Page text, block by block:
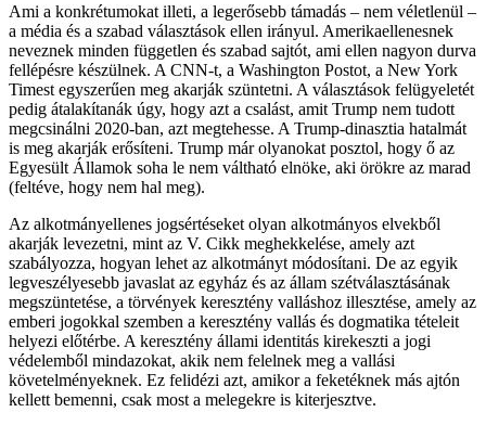
Ami a konkrétumokat illeti, a legerősebb támadás – nem véletlenül –
a média és a szabad választások ellen irányul. Amerikaellenesnek
neveznek minden független és szabad sajtót, ami ellen nagyon durva
fellépésre készülnek. A CNN-t, a Washington Postot, a New York
Timest egyszerűen meg akarják szüntetni. A választások felügyeletét
pedig átalakítanák úgy, hogy azt a csalást, amit Trump nem tudott
megcsinálni 2020-ban, azt megtehesse. A Trump-dinasztia hatalmát
is meg akarják erősíteni. Trump már olyanokat posztol, hogy ő az
Egyesült Államok soha le nem váltható elnöke, aki örökre az marad
(feltéve, hogy nem hal meg).
Az alkotmányellenes jogsértéseket olyan alkotmányos elvekből
akarják levezetni, mint az V. Cikk meghekkelése, amely azt
szabályozza, hogyan lehet az alkotmányt módosítani. De az egyik
legveszélyesebb javaslat az egyház és az állam szétválasztásának
megszüntetése, a törvények keresztény valláshoz illesztése, amely az
emberi jogokkal szemben a keresztény vallás és dogmatika tételeit
helyezi előtérbe. A keresztény állami identitás kirekeszti a jogi
védelemből mindazokat, akik nem felelnek meg a vallási
követelményeknek. Ez felidézi azt, amikor a feketéknek más ajtón
kellett bemenni, csak most a melegekre is kiterjesztve.